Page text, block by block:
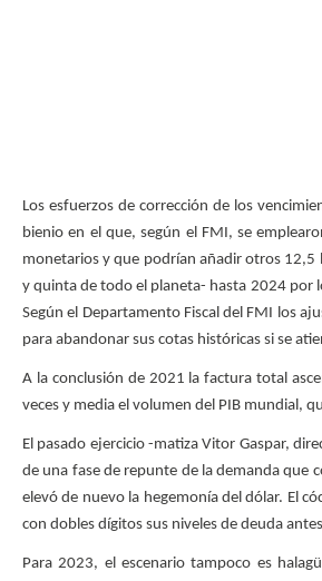
Los esfuerzos de corrección de los
bienio en el que, según el FMI, se
monetarios y que podrían añadir otros 12,5
y quinta de todo el planeta- hasta 2024 por
Según el Departamento Fiscal del FMI los
para abandonar sus cotas históricas si se
A la conclusión de 2021 la factura total
veces y media el volumen del PIB mundial,
El pasado ejercicio -matiza Vitor Gaspar,
de una fase de repunte de la demanda que
elevó de nuevo la hegemonía del dólar. El
con dobles dígitos sus niveles de deuda
Para 2023, el escenario tampoco es